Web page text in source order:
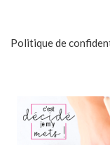
Politique de